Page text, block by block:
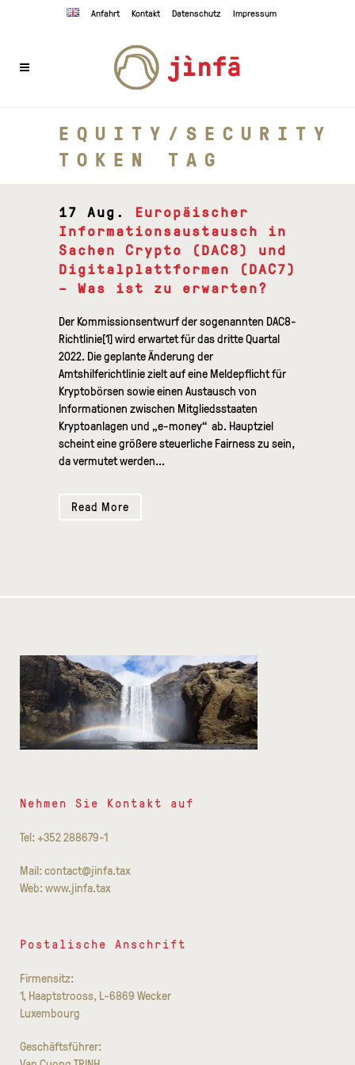
Anfahrt Kontakt Datenschutz Impressum
EQUITY/SECURITY
TOKEN TAG
17 Aug.
Europäischer
Informationsaustausch in
Sachen Crypto (DAC8) und
Digitalplattformen (DAC7)
– Was ist zu erwarten?
Der Kommissionsentwurf der sogenannten DAC8-
Richtlinie[1] wird erwartet für das dritte Quartal
2022. Die geplante Änderung der
Amtshilferichtlinie zielt auf eine Meldepflicht für
Kryptobörsen sowie einen Austausch von
Informationen zwischen Mitgliedsstaaten
Kryptoanlagen und „e-money“ ab. Hauptziel
scheint eine größere steuerliche Fairness zu sein,
da vermutet werden...
Read More
Nehmen Sie Kontakt auf
Tel: +352 288679-1
Mail: contact@jinfa.tax
Web: www.jinfa.tax
Postalische Anschrift
Firmensitz:
1, Haaptstrooss, L-6869 Wecker
Luxembourg
Geschäftsführer: